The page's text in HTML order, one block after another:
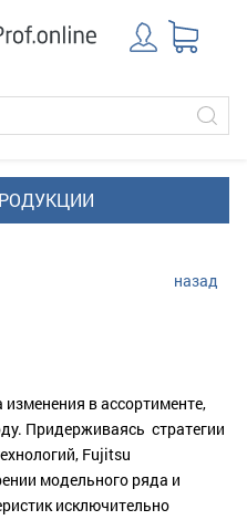
назад
в ассортименте,
Придерживаясь стратегии
Fujitsu
модельного ряда и
исключительно